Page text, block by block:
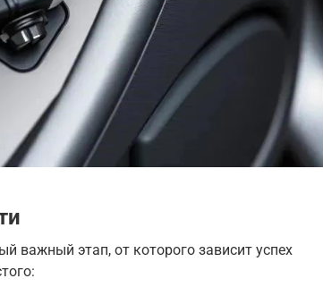
важный этап, от которого зависит успех